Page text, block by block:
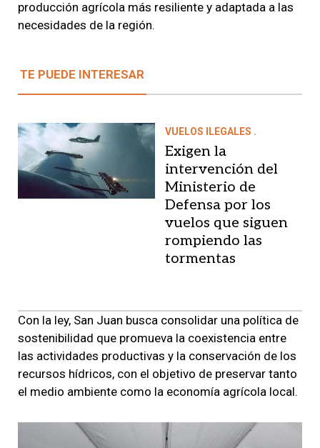
producción agrícola más resiliente y adaptada a las
necesidades de la región.
TE PUEDE INTERESAR
VUELOS ILEGALES .
Exigen la
intervención del
Ministerio de
Defensa por los
vuelos que siguen
rompiendo las
tormentas
Con la ley, San Juan busca consolidar una política de
sostenibilidad que promueva la coexistencia entre
las actividades productivas y la conservación de los
recursos hídricos, con el objetivo de preservar tanto
el medio ambiente como la economía agrícola local.